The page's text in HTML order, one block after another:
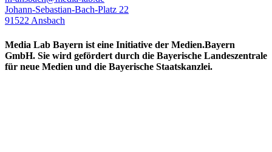
Johann-Sebastian-Bach-Platz 22
91522 Ansbach
Media Lab Bayern ist eine Initiative der Medien.Bayern
GmbH. Sie wird gefördert durch die Bayerische Landeszentrale
für neue Medien und die Bayerische Staatskanzlei.